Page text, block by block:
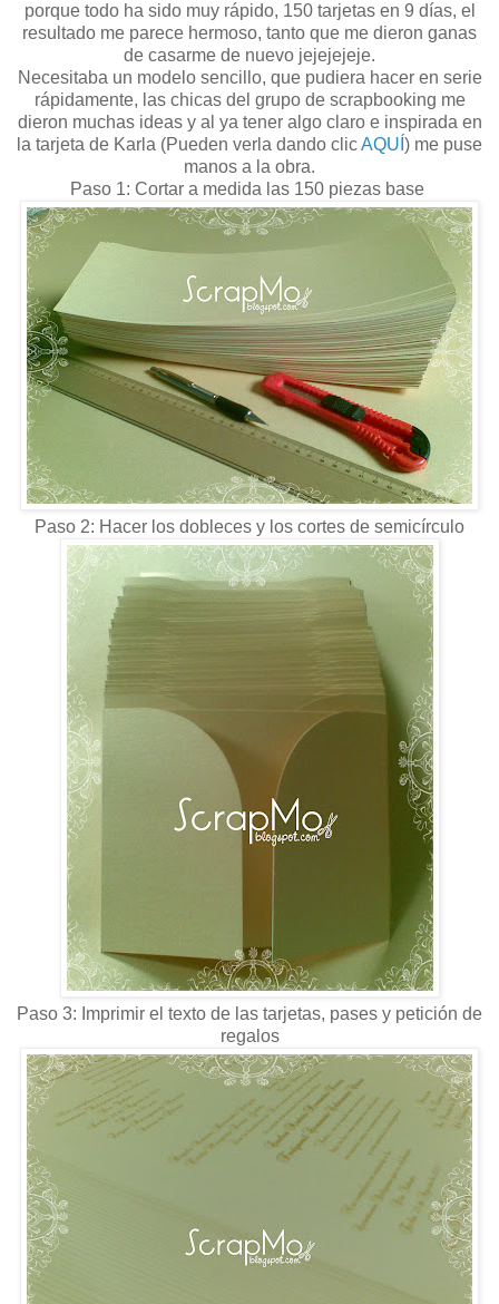
porque todo ha sido muy rápido, 150 tarjetas en 9 días, el
resultado me parece hermoso, tanto que me dieron ganas
de casarme de nuevo jejejejeje.
Necesitaba un modelo sencillo, que pudiera hacer en serie
rápidamente, las chicas del grupo de scrapbooking me
dieron muchas ideas y al ya tener algo claro e inspirada en
la tarjeta de Karla (Pueden verla dando clicAQUÍ ) me puse
manos a la obra.
Paso 1: Cortar a medida las 150 piezas base
Paso 2: Hacer los dobleces y los cortes de semicírculo
Paso 3: Imprimir el texto de las tarjetas, pases y petición de
regalos